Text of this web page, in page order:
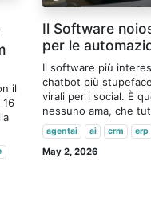
il
Il Software
per le
Il software più
chatbot più
virali per i social. È
nessuno ama, che
agentai ai crm erp
May 2, 2026